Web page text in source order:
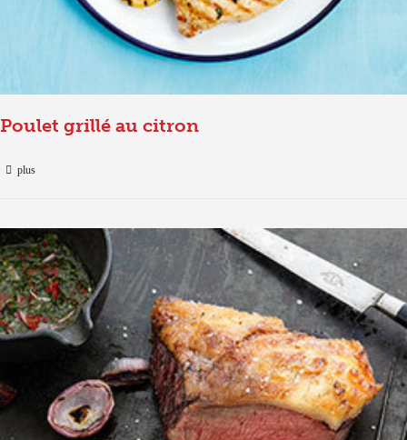
Poulet grillé au citron
plus